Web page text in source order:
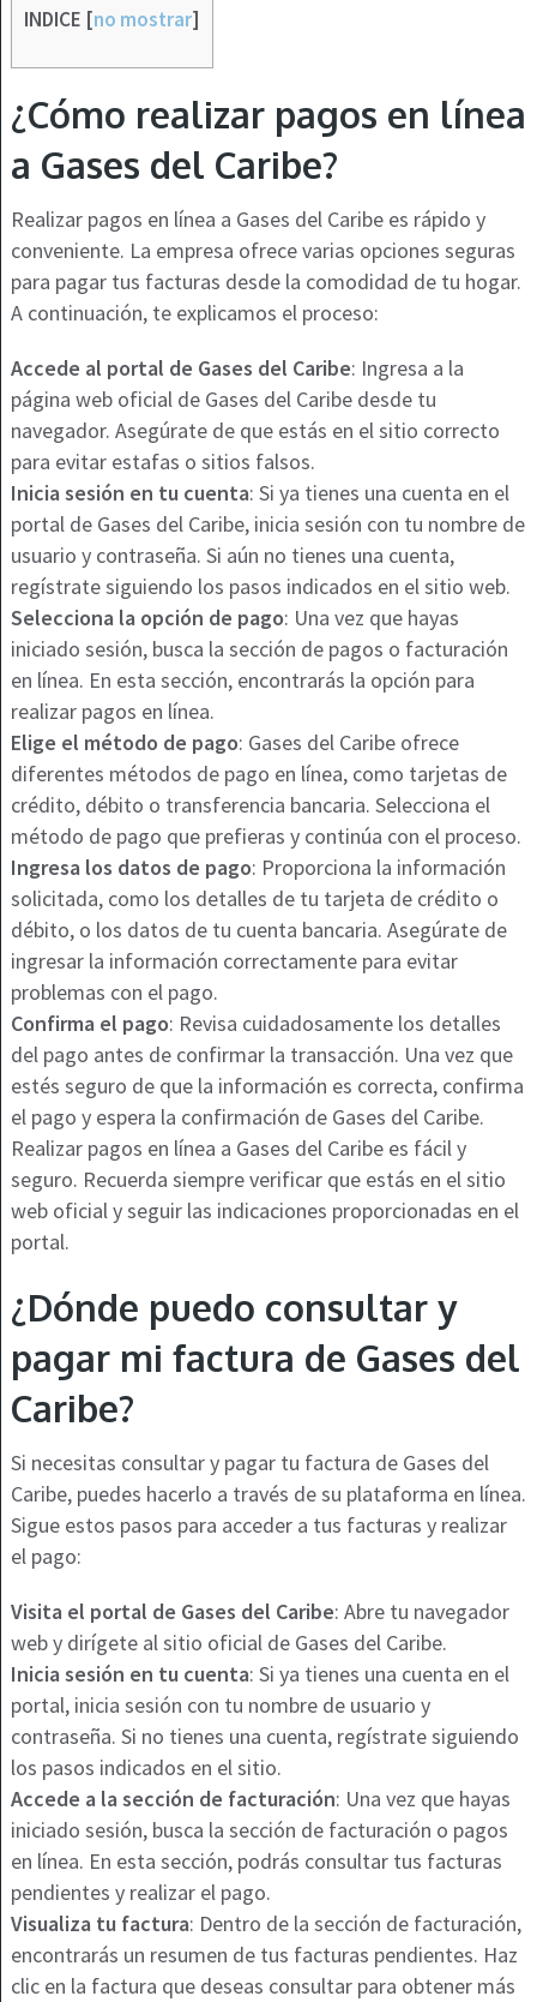
INDICE [no mostrar]
¿Cómo realizar pagos en línea
a Gases del Caribe?
Realizar pagos en línea a Gases del Caribe es rápido y
conveniente. La empresa ofrece varias opciones seguras
para pagar tus facturas desde la comodidad de tu hogar.
A continuación, te explicamos el proceso:
Accede al portal de Gases del Caribe: Ingresa a la
página web oficial de Gases del Caribe desde tu
navegador. Asegúrate de que estás en el sitio correcto
para evitar estafas o sitios falsos.
Inicia sesión en tu cuenta: Si ya tienes una cuenta en el
portal de Gases del Caribe, inicia sesión con tu nombre de
usuario y contraseña. Si aún no tienes una cuenta,
regístrate siguiendo los pasos indicados en el sitio web.
Selecciona la opción de pago: Una vez que hayas
iniciado sesión, busca la sección de pagos o facturación
en línea. En esta sección, encontrarás la opción para
realizar pagos en línea.
Elige el método de pago: Gases del Caribe ofrece
diferentes métodos de pago en línea, como tarjetas de
crédito, débito o transferencia bancaria. Selecciona el
método de pago que prefieras y continúa con el proceso.
Ingresa los datos de pago: Proporciona la información
solicitada, como los detalles de tu tarjeta de crédito o
débito, o los datos de tu cuenta bancaria. Asegúrate de
ingresar la información correctamente para evitar
problemas con el pago.
Confirma el pago: Revisa cuidadosamente los detalles
del pago antes de confirmar la transacción. Una vez que
estés seguro de que la información es correcta, confirma
el pago y espera la confirmación de Gases del Caribe.
Realizar pagos en línea a Gases del Caribe es fácil y
seguro. Recuerda siempre verificar que estás en el sitio
web oficial y seguir las indicaciones proporcionadas en el
portal.
¿Dónde puedo consultar y
pagar mi factura de Gases del
Caribe?
Si necesitas consultar y pagar tu factura de Gases del
Caribe, puedes hacerlo a través de su plataforma en línea.
Sigue estos pasos para acceder a tus facturas y realizar
el pago:
Visita el portal de Gases del Caribe: Abre tu navegador
web y dirígete al sitio oficial de Gases del Caribe.
Inicia sesión en tu cuenta: Si ya tienes una cuenta en el
portal, inicia sesión con tu nombre de usuario y
contraseña. Si no tienes una cuenta, regístrate siguiendo
los pasos indicados en el sitio.
Accede a la sección de facturación: Una vez que hayas
iniciado sesión, busca la sección de facturación o pagos
en línea. En esta sección, podrás consultar tus facturas
pendientes y realizar el pago.
Visualiza tu factura: Dentro de la sección de facturación,
encontrarás un resumen de tus facturas pendientes. Haz
clic en la factura que deseas consultar para obtener más